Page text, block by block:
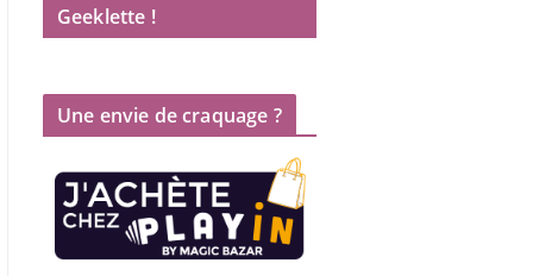
Geeklette !
Une envie de craquage ?